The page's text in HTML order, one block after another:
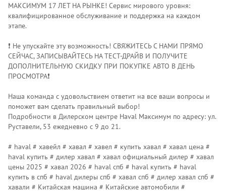
МАКСИМУМ 17 ЛЕТ НА РЫНКЕ! Сервис мирового уровня:
квалифицированное обслуживание и поддержка на каждом
этапе.
❗️ Не упускайте эту возможность! СВЯЖИТЕСЬ С НАМИ ПРЯМО
СЕЙЧАС, ЗАПИСЫВАЙТЕСЬ НА ТЕСТ-ДРАЙВ И ПОЛУЧИТЕ
ДОПОЛНИТЕЛЬНУЮ СКИДКУ ПРИ ПОКУПКЕ АВТО В ДЕНЬ
ПРОСМОТРА❗️
Наша команда с удовольствием ответит на все ваши вопросы и
поможет вам сделать правильный выбор!
Подробности в Дилерском центре Наvаl Максимум по адресу: ул.
Руставели, 53 ежедневно с 9 до 21.
# haval # хавейл # хавал # хавел # купить хавал # хавал цена #
haval купить # дилер хавал # хавал официальный дилер # хавал
цены 2025 # хавал 2026 # haval спб # haval купить # haval
купить в спб # haval дилеры спб # хавал спб # дилер хавал спб #
хавали # Китайская машина # Китайские автомобили #